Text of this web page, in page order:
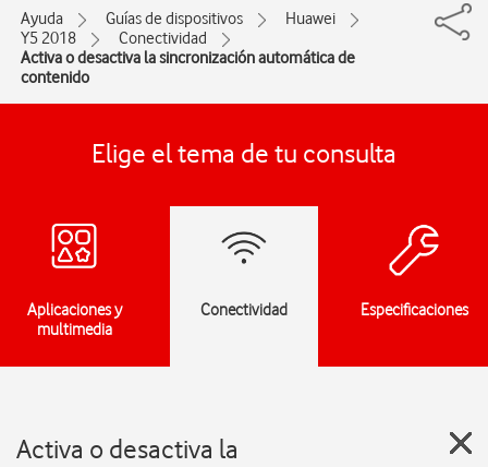
Ayuda Guías de dispositivos
Huawei
Y5 2018
Conectividad
Activa o desactiva la sincronización automática de
contenido
Elige el tema de tu consulta
Aplicaciones y
multimedia
Conectividad Especificaciones
Activa o desactiva la